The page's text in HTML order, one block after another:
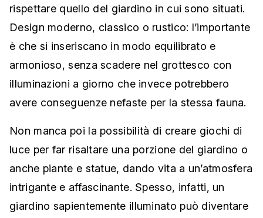
rispettare quello del giardino in cui sono situati.
Design moderno, classico o rustico: l’importante
è che si inseriscano in modo equilibrato e
armonioso, senza scadere nel grottesco con
illuminazioni a giorno che invece potrebbero
avere conseguenze nefaste per la stessa fauna.
Non manca poi la possibilità di creare giochi di
luce per far risaltare una porzione del giardino o
anche piante e statue, dando vita a un’atmosfera
intrigante e affascinante. Spesso, infatti, un
giardino sapientemente illuminato può diventare